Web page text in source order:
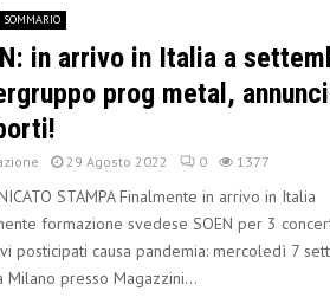
SOMMARIO
in arrivo in Italia a
prog metal,
29 Agosto 2022 0 1377
STAMPA Finalmente in arrivo in Italia
formazione svedese SOEN per 3
posticipati causa pandemia: mercoledì 7
Milano presso Magazzini...